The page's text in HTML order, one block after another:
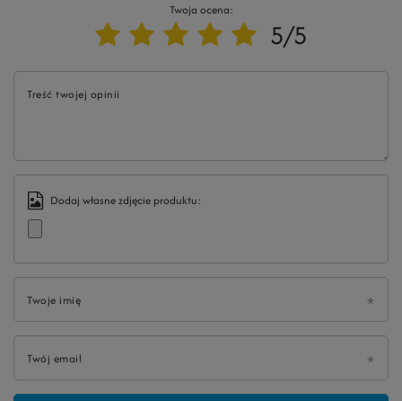
Twoja ocena:
5/5
Treść twojej opinii
Dodaj własne zdjęcie produktu:
Twoje imię
Twój email